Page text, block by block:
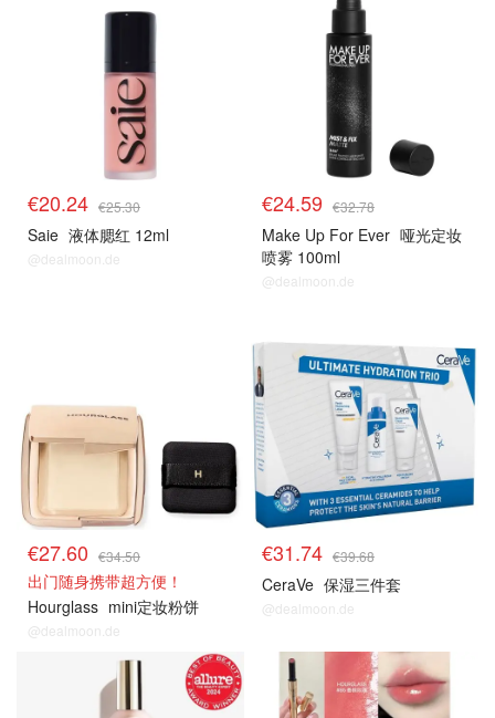
€20.24 €25.30
Saie 液体腮红 12ml
@dealmoon.de
€24.59 €32.78
Make Up For Ever 哑光定妆
喷雾 100ml
@dealmoon.de
€27.60 €34.50
出门随身携带超方便！
Hourglass mini定妆粉饼
@dealmoon.de
€31.74 €39.68
CeraVe 保湿三件套
@dealmoon.de